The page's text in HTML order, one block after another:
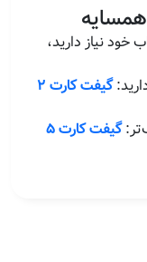
خود نیاز دارید،
گیفت کارت ۲
گیفت کارت ۵